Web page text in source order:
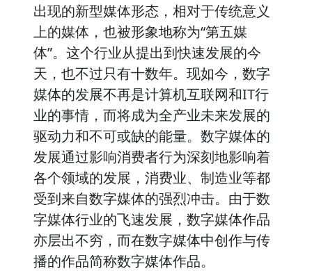
出现的新型媒体形态，相对于传统意义
上的媒体，也被形象地称为“第五媒
体”。这个行业从提出到快速发展的今
天，也不过只有十数年。现如今，数字
媒体的发展不再是计算机互联网和IT行
业的事情，而将成为全产业未来发展的
驱动力和不可或缺的能量。数字媒体的
发展通过影响消费者行为深刻地影响着
各个领域的发展，消费业、制造业等都
受到来自数字媒体的强烈冲击。由于数
字媒体行业的飞速发展，数字媒体作品
亦层出不穷，而在数字媒体中创作与传
播的作品简称数字媒体作品。